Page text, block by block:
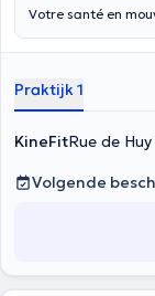
Votre santé en
Praktijk 1
KineFitRue de
Volgende